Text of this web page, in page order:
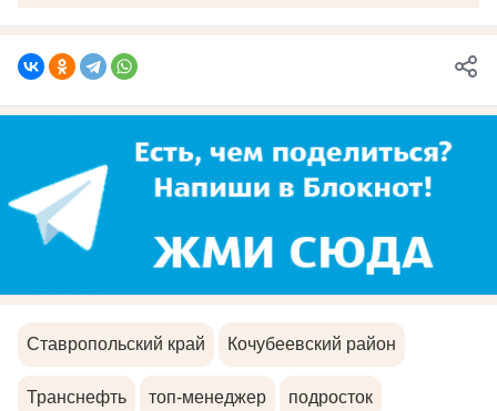
Ставропольский край Кочубеевский район
Транснефть топ-менеджер подросток